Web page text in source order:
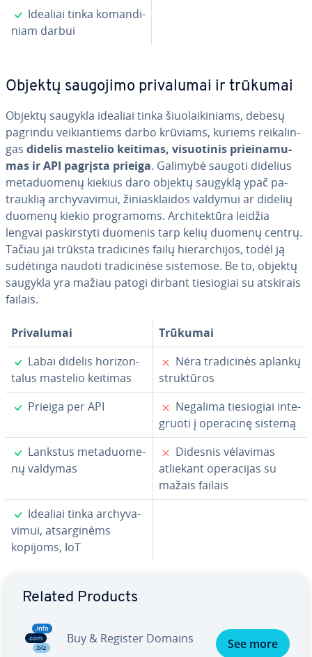
✓
Idealiai tinka ko­man­di­
niam darbui
Objektų saugojimo pri­va­lu­mai ir trūkumai
Objektų saugykla idealiai tinka šiuo­lai­ki­niams, debesų
pagrindu vei­kian­tiems darbo krūviams, kuriems rei­ka­lin­
gas didelis mastelio keitimas, vi­suo­ti­nis pri­ei­na­mu­
mas ir API pagrįsta prieiga. Galimybė saugoti didelius
me­ta­duo­me­nų kiekius daro objektų saugyklą ypač pa­
trauk­lią ar­chy­va­vi­mui, ži­nias­klai­dos valdymui ar didelių
duomenų kiekio prog­ra­moms. Ar­chi­tek­tū­ra leidžia
lengvai pa­skirs­ty­ti duomenis tarp kelių duomenų centrų.
Tačiau jai trūksta tra­di­ci­nės failų hie­rar­chi­jos, todėl ją
sudėtinga naudoti tra­di­ci­nė­se sistemose. Be to, objektų
saugykla yra mažiau patogi dirbant tie­sio­giai su atskirais
failais.
Pri­va­lu­mai
Trūkumai
✓
Labai didelis ho­ri­zon­
ta­lus mastelio keitimas
✗
Nėra tra­di­ci­nės aplankų
struk­tū­ros
✓
Prieiga per API ✗
Negalima tie­sio­giai in­te­
gruo­ti į operacinę sistemą
✓
Lankstus me­ta­duo­me­
nų valdymas
✗
Didesnis vėlavimas
atliekant ope­ra­ci­jas su
mažais failais
✓
Idealiai tinka ar­chy­va­
vi­mui, at­sar­gi­nėms
kopijoms, IoT
Related Products
Buy & Register Domains See more